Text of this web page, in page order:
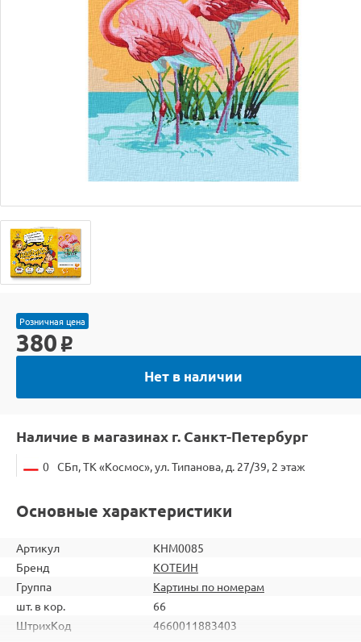
Розничная цена
380 o
Нет в наличии
Наличие в магазинах г. Санкт-Петербург
0 СБп, ТК «Космос», ул. Типанова, д. 27/39, 2 этаж
Основные характеристики
Артикул
KHM0085
Бренд
КОТЕИН
Группа
Картины по номерам
шт. в кор.
66
ШтрихКод
4660011883403